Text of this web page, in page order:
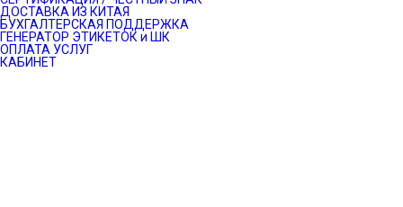
ДОСТАВКА ИЗ КИТАЯ
БУХГАЛТЕРСКАЯ ПОДДЕРЖКА
ГЕНЕРАТОР ЭТИКЕТОК и ШК
ОПЛАТА УСЛУГ
КАБИНЕТ